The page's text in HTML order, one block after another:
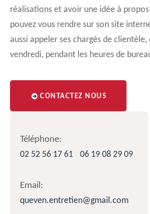
réalisations et avoir une idée à
pouvez vous rendre sur son site
aussi appeler ses chargés de clientèle,
vendredi, pendant les heures de
CONTACTEZ NOUS
Téléphone:
02 52 56 17 61
06 19 08 29 09
Email:
queven.entretien@gmail.com